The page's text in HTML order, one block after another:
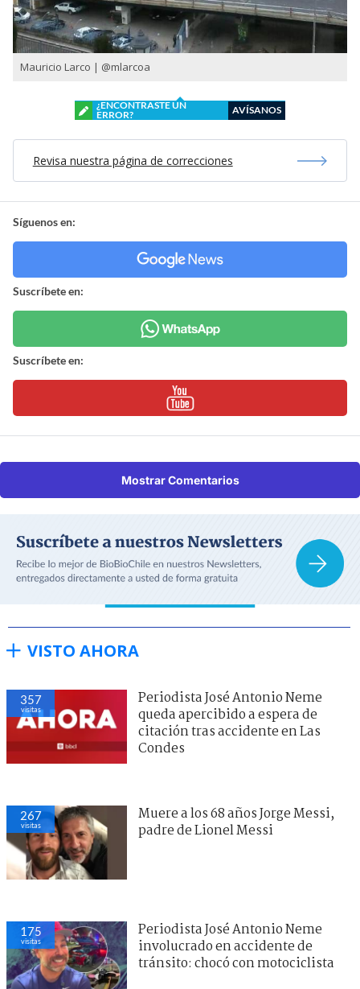
Mauricio Larco | @mlarcoa
¿ENCONTRASTE UN
ERROR?
AVÍSANOS
Revisa nuestra página de correcciones
Síguenos en:
Suscríbete en:
Suscríbete en:
Mostrar Comentarios
VISTO AHORA
357
visitas
Periodista José Antonio Neme
queda apercibido a espera de
citación tras accidente en Las
Condes
267
visitas
Muere a los 68 años Jorge Messi,
padre de Lionel Messi
175
visitas
Periodista José Antonio Neme
involucrado en accidente de
tránsito: chocó con motociclista